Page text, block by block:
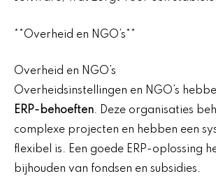
**Overheid en NGO’s**
Overheid en NGO’s
Overheidsinstellingen en NGO’s
ERP-behoeften. Deze organisaties
complexe projecten en hebben een
flexibel is. Een goede ERP-oplossing
bijhouden van fondsen en subsidies.